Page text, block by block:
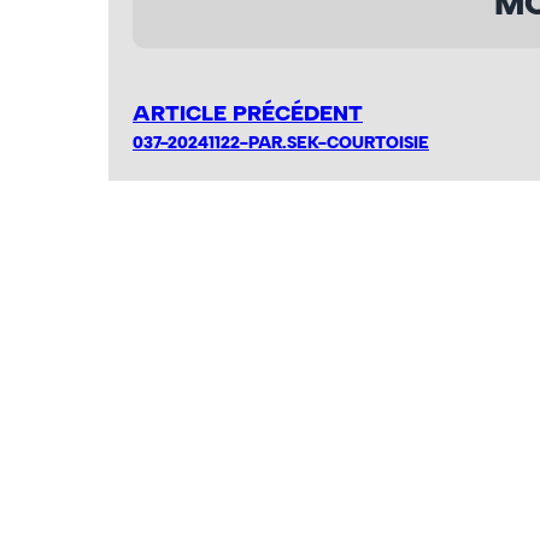
ARTICLE PRÉCÉDENT
037-20241122-PAR.SEK-COURTOISIE